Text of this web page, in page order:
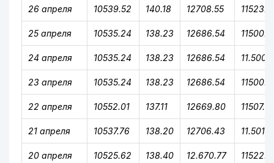
26 апреля 10539.52 140.18 12708.55
25 апреля 10535.24 138.23 12686.54
24 апреля 10535.24 138.23 12686.54
23 апреля 10535.24 138.23 12686.54
22 апреля 10552.01 137.11 12669.80 11507.10
21 апреля 10537.76 138.20 12706.43
20 апреля 10525.62 138.40 12.670.77